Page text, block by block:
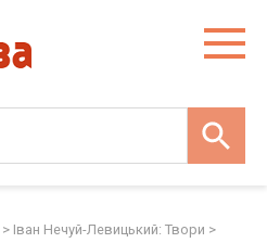
> Іван Нечуй-Левицький: Твори >